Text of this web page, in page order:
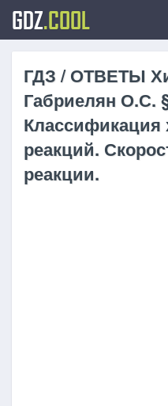
GDZ.COOL
ГДЗ / ОТВЕТЫ
Габриелян О.С.
Классификация
реакций.
реакции.